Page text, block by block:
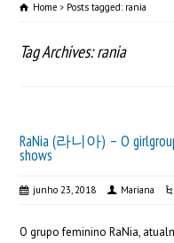
Home Posts tagged: rania
Tag Archives: rania
RaNia (라니아) – O
shows
junho 23, 2018 Mariana
O grupo feminino RaNia,